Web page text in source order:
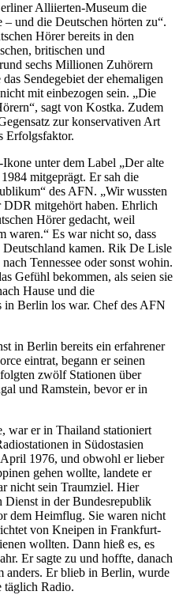
Alliierten-Museum die
und die Deutschen hörten zu“.
Hörer bereits in den
britischen und
sechs Millionen Zuhörern
Sendegebiet der ehemaligen
mit einbezogen sein. „Die
sagt von Kostka. Zudem
zur konservativen Art
Erfolgsfaktor.
unter dem Label „Der alte
mitgeprägt. Er sah die
des AFN. „Wir wussten
DDR mitgehört haben. Ehrlich
Hörer gedacht, weil
waren.“ Es war nicht so, dass
kamen. Rik De Lisle
Tennessee oder sonst wohin.
Gefühl bekommen, als seien sie
Hause und die
in Berlin los war. Chef des AFN
in Berlin bereits ein erfahrener
eintrat, begann er seinen
zwölf Stationen über
und Ramstein, bevor er in
war er in Thailand stationiert
in Südostasien
1976, und obwohl er lieber
gehen wollte, landete er
nicht sein Traumziel. Hier
Dienst in der Bundesrepublik
dem Heimflug. Sie waren nicht
von Kneipen in Frankfurt-
wollten. Dann hieß es, es
Er sagte zu und hoffte, danach
anders. Er blieb in Berlin, wurde
täglich Radio.